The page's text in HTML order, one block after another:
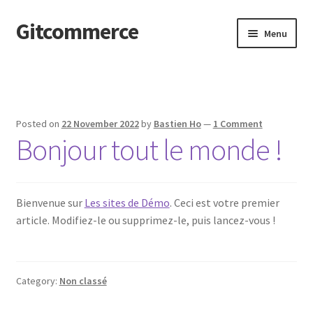
Skip
to
Skip
to
Gitcommerce Menu
Checkout
Page d’exemple
Posted on 22 November 2022by Bastien Ho— 1 Comment
Bonjour tout le monde !
Bienvenue sur Les sites de Démo. Ceci est votre premier
article. Modifiez-le ou supprimez-le, puis lancez-vous !
Category: Non classé